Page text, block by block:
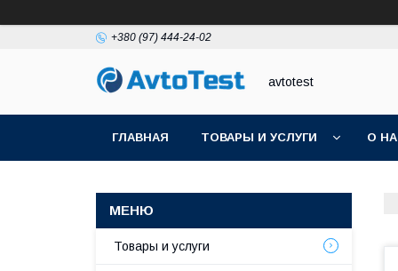
+380 (97) 444-24-02
avtotest
ГЛАВНАЯ ТОВАРЫ И УСЛУГИ О
Товары и услуги